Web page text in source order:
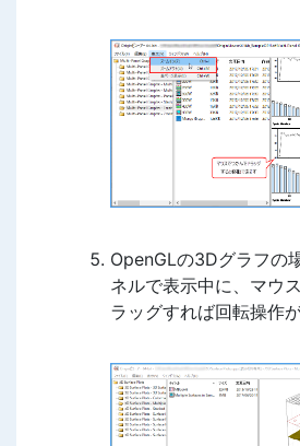
OpenGLの3Dグラフの
ネルで表示中に、マウ
ラッグすれば回転操作